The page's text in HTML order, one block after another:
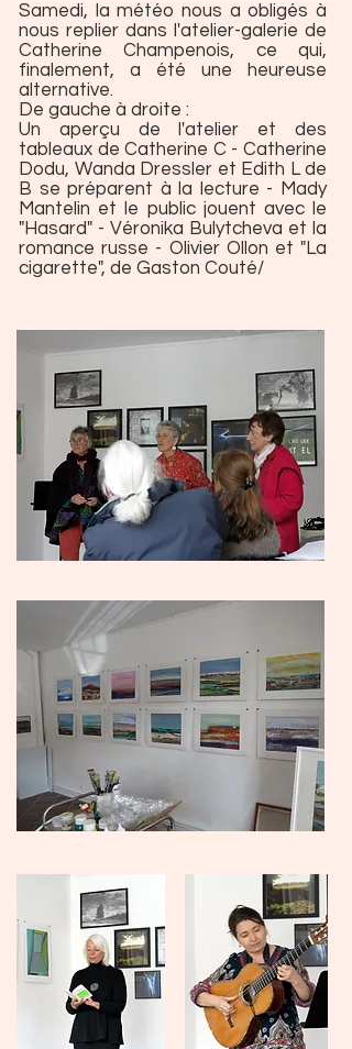
Samedi, la météo nous a obligés à
nous replier dans l'atelier-galerie de
Catherine Champenois, ce qui,
finalement, a été une heureuse
alternative.
De gauche à droite :
Un aperçu de l'atelier et des
tableaux de Catherine C - Catherine
Dodu, Wanda Dressler et Edith L de
B se préparent à la lecture - Mady
Mantelin et le public jouent avec le
"Hasard" - Véronika Bulytcheva et la
romance russe - Olivier Ollon et "La
cigarette", de Gaston Couté/